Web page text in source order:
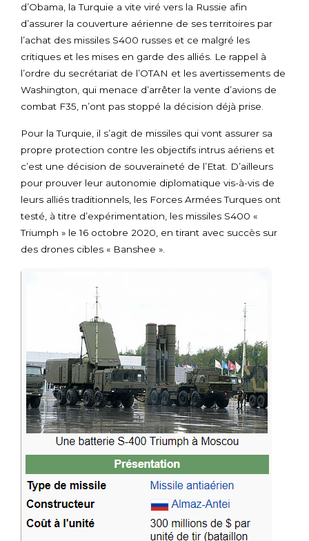
d’Obama, la Turquie a vite viré vers la Russie afin
d’assurer la couverture aérienne de ses territoires par
l’achat des missiles S400 russes et ce malgré les
critiques et les mises en garde des alliés. Le rappel à
l’ordre du secrétariat de l’OTAN et les avertissements de
Washington, qui menace d’arrêter la vente d’avions de
combat F35, n’ont pas stoppé la décision déjà prise.
Pour la Turquie, il s’agit de missiles qui vont assurer sa
propre protection contre les objectifs intrus aériens et
c’est une décision de souveraineté de l’Etat. D’ailleurs
pour prouver leur autonomie diplomatique vis-à-vis de
leurs alliés traditionnels, les Forces Armées Turques ont
testé, à titre d’expérimentation, les missiles S400 «
Triumph » le 16 octobre 2020, en tirant avec succès sur
des drones cibles « Banshee ».